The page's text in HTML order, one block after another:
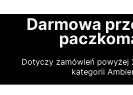
Darmowa
Dotyczy zamówień powyżej
kategorii